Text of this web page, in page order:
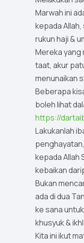
Marwah ini
kepada Allah,
rukun haji &
Mereka yang
taat, akur
menunaikan
Beberapa
boleh lihat
https://
Lakukanlah
kepada Allah
kebaikan
Bukan
ada di dua
ke sana
khusyuk &
Kita ini ikut